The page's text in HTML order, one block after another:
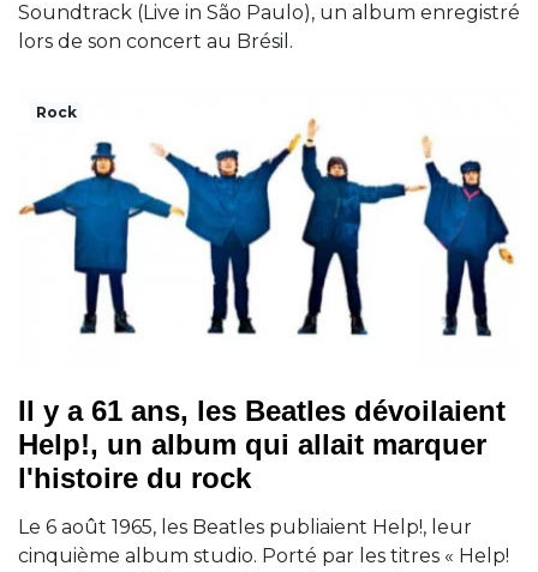
Soundtrack (Live in São Paulo), un album enregistré
lors de son concert au Brésil.
Rock
Il y a 61 ans, les Beatles dévoilaient
Help!, un album qui allait marquer
l'histoire du rock
Le 6 août 1965, les Beatles publiaient Help!, leur
cinquième album studio. Porté par les titres « Help!